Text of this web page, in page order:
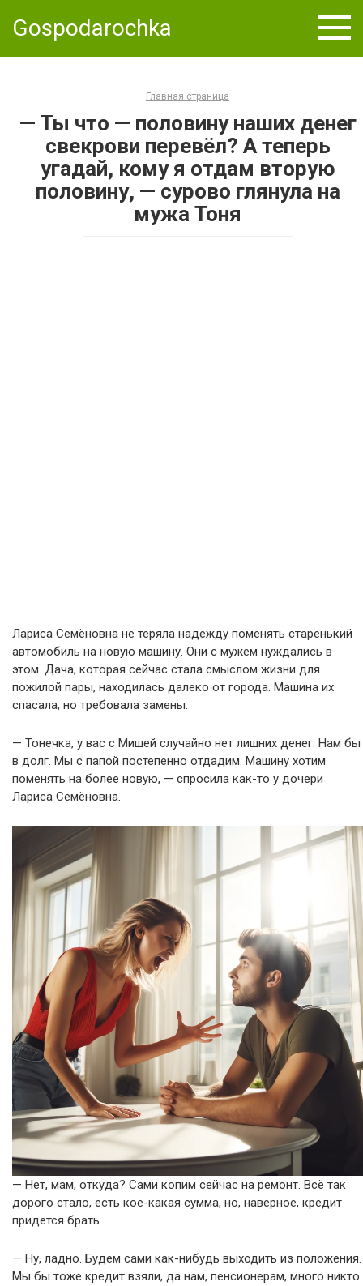
Gospodarochka
Главная страница
— Ты что — половину наших денег
свекрови перевёл? А теперь
угадай, кому я отдам вторую
половину, — сурово глянула на
мужа Тоня
Лариса Семёновна не теряла надежду поменять старенький
автомобиль на новую машину. Они с мужем нуждались в
этом. Дача, которая сейчас стала смыслом жизни для
пожилой пары, находилась далеко от города. Машина их
спасала, но требовала замены.
— Тонечка, у вас с Мишей случайно нет лишних денег. Нам бы
в долг. Мы с папой постепенно отдадим. Машину хотим
поменять на более новую, — спросила как-то у дочери
Лариса Семёновна.
— Нет, мам, откуда? Сами копим сейчас на ремонт. Всё так
дорого стало, есть кое-какая сумма, но, наверное, кредит
придётся брать.
— Ну, ладно. Будем сами как-нибудь выходить из положения.
Мы бы тоже кредит взяли, да нам, пенсионерам, много никто